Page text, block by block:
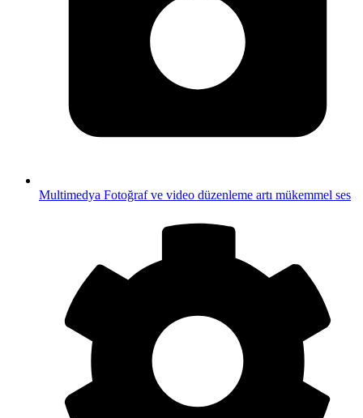
Multimedya Fotoğraf ve video düzenleme artı mükemmel ses